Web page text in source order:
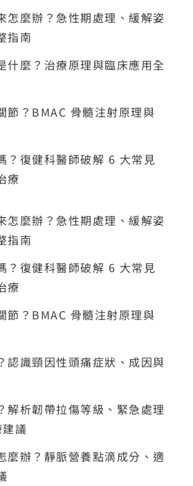
怎麼辦？急性期處理、緩解姿
指南
什麼？治療原理與臨床應用全
節？BMAC 骨髓注射原理與
？復健科醫師破解 6 大常見
療
怎麼辦？急性期處理、緩解姿
指南
？復健科醫師破解 6 大常見
療
節？BMAC 骨髓注射原理與
認識頸因性頭痛症狀、成因與
解析韌帶拉傷等級、緊急處理
議
麼辦？靜脈營養點滴成分、適